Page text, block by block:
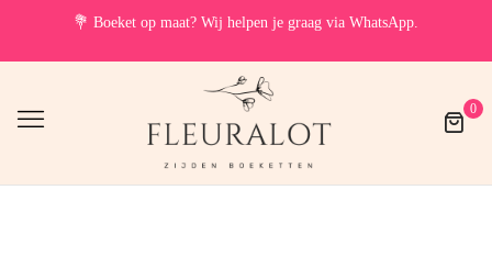
💐 Boeket op maat? Wij helpen je graag via WhatsApp.
0